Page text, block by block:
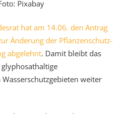
Pixabay
hat am 14.06. den Antrag
Änderung der Pflanzenschutz-
abgelehnt. Damit bleibt das
weiter